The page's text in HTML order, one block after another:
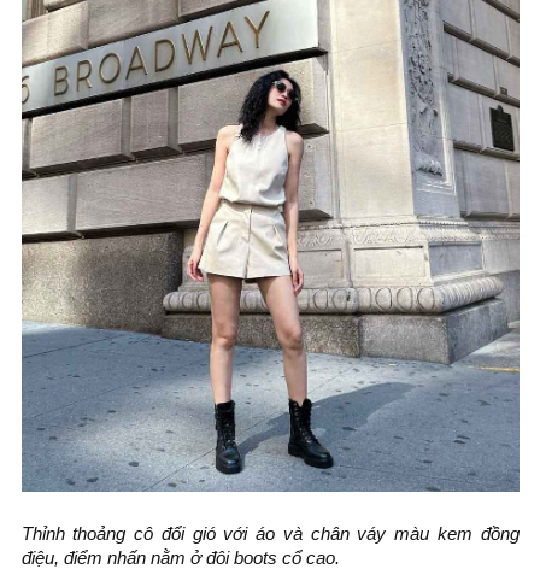
Thỉnh thoảng cô đổi gió với áo và chân váy màu kem đồng
điệu, điểm nhấn nằm ở đôi boots cổ cao.